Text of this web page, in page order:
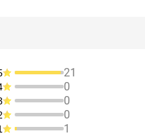
21
0
0
0
1